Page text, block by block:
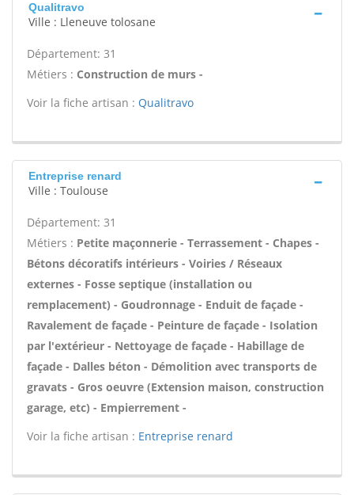
Qualitravo
Ville : Lleneuve tolosane
Département: 31
Métiers : Construction de murs -
Voir la fiche artisan : Qualitravo
Entreprise renard
Ville : Toulouse
Département: 31
Métiers : Petite maçonnerie - Terrassement - Chapes -
Bétons décoratifs intérieurs - Voiries / Réseaux
externes - Fosse septique (installation ou
remplacement) - Goudronnage - Enduit de façade -
Ravalement de façade - Peinture de façade - Isolation
par l'extérieur - Nettoyage de façade - Habillage de
façade - Dalles béton - Démolition avec transports de
gravats - Gros oeuvre (Extension maison, construction
garage, etc) - Empierrement -
Voir la fiche artisan : Entreprise renard